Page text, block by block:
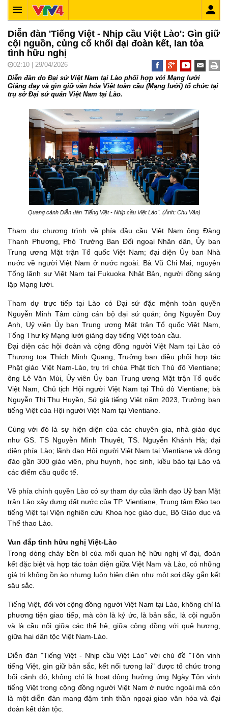
Diễn đàn 'Tiếng Việt - Nhịp cầu Việt Lào': Gìn giữ
cội nguồn, củng cố khối đại đoàn kết, lan tỏa
tình hữu nghị
02:10 | 29/04/2026
Diễn đàn do Đại sứ Việt Nam tại Lào phối hợp với Mạng lưới
Giảng dạy và gìn giữ văn hóa Việt toàn cầu (Mạng lưới) tổ chức tại
trụ sở Đại sứ quán Việt Nam tại Lào.
Quang cảnh Diễn đàn 'Tiếng Việt - Nhịp cầu Việt Lào". (Ảnh: Chu Văn)
Tham dự chương trình về phía đầu cầu Việt Nam ông Đặng
Thanh Phương, Phó Trưởng Ban Đối ngoại Nhân dân, Ủy ban
Trung ương Mặt trận Tổ quốc Việt Nam; đại diện Ủy ban Nhà
nước về người Việt Nam ở nước ngoài. Bà Vũ Chi Mai, nguyên
Tổng lãnh sự Việt Nam tại Fukuoka Nhật Bản, người đồng sáng
lập Mạng lưới.
Tham dự trực tiếp tại Lào có Đại sứ đặc mệnh toàn quyền
Nguyễn Minh Tâm cùng cán bộ đại sứ quán; ông Nguyễn Duy
Anh, Uỷ viên Ủy ban Trung ương Mặt trận Tổ quốc Việt Nam,
Tổng Thư ký Mạng lưới giảng dạy tiếng Việt toàn cầu.
Đại diện các hội đoàn và cộng đồng người Việt Nam tại Lào có
Thượng tọa Thích Minh Quang, Trưởng ban điều phối hợp tác
Phật giáo Việt Nam-Lào, trụ trì chùa Phật tích Thủ đô Vientiane;
ông Lê Văn Mùi, Ủy viên Ủy ban Trung ương Mặt trận Tổ quốc
Việt Nam, Chủ tịch Hội người Việt Nam tại Thủ đô Vientiane; bà
Nguyễn Thị Thu Huyền, Sứ giả tiếng Việt năm 2023, Trưởng ban
tiếng Việt của Hội người Việt Nam tại Vientiane.
Cùng với đó là sự hiện diện của các chuyên gia, nhà giáo dục
như GS. TS Nguyễn Minh Thuyết, TS. Nguyễn Khánh Hà; đại
diện phía Lào; lãnh đạo Hội người Việt Nam tại Vientiane và đông
đảo gần 300 giáo viên, phụ huynh, học sinh, kiều bào tại Lào và
các điểm cầu quốc tế.
Về phía chính quyền Lào có sự tham dự của lãnh đạo Uỷ ban Mặt
trận Lào xây dựng đất nước của TP. Vientiane, Trung tâm Đào tạo
tiếng Việt tại Viện nghiên cứu Khoa học giáo dục, Bộ Giáo dục và
Thể thao Lào.
Vun đắp tình hữu nghị Việt-Lào
Trong dòng chảy bền bỉ của mối quan hệ hữu nghị vĩ đại, đoàn
kết đặc biệt và hợp tác toàn diện giữa Việt Nam và Lào, có những
giá trị không ồn ào nhưng luôn hiện diện như một sợi dây gắn kết
sâu sắc.
Tiếng Việt, đối với cộng đồng người Việt Nam tại Lào, không chỉ là
phương tiện giao tiếp, mà còn là ký ức, là bản sắc, là cội nguồn
và là cầu nối giữa các thế hệ, giữa cộng đồng với quê hương,
giữa hai dân tộc Việt Nam-Lào.
Diễn đàn "Tiếng Việt - Nhịp cầu Việt Lào" với chủ đề "Tôn vinh
tiếng Việt, gìn giữ bản sắc, kết nối tương lai" được tổ chức trong
bối cảnh đó, không chỉ là hoạt động hưởng ứng Ngày Tôn vinh
tiếng Việt trong cộng đồng người Việt Nam ở nước ngoài mà còn
là một diễn đàn mang đậm tinh thần ngoại giao văn hóa và đại
đoàn kết dân tộc.